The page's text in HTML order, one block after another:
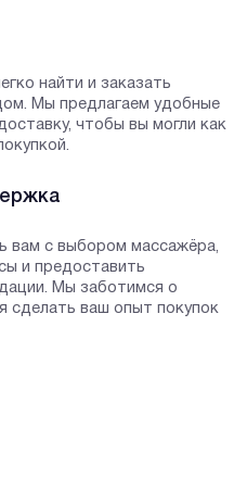
найти и заказать
Мы предлагаем удобные
чтобы вы могли как
вам с выбором массажёра,
и предоставить
Мы заботимся о
сделать ваш опыт покупок